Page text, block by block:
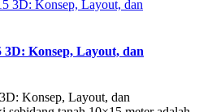
3D: Konsep, Layout, dan
Konsep, Layout, dan